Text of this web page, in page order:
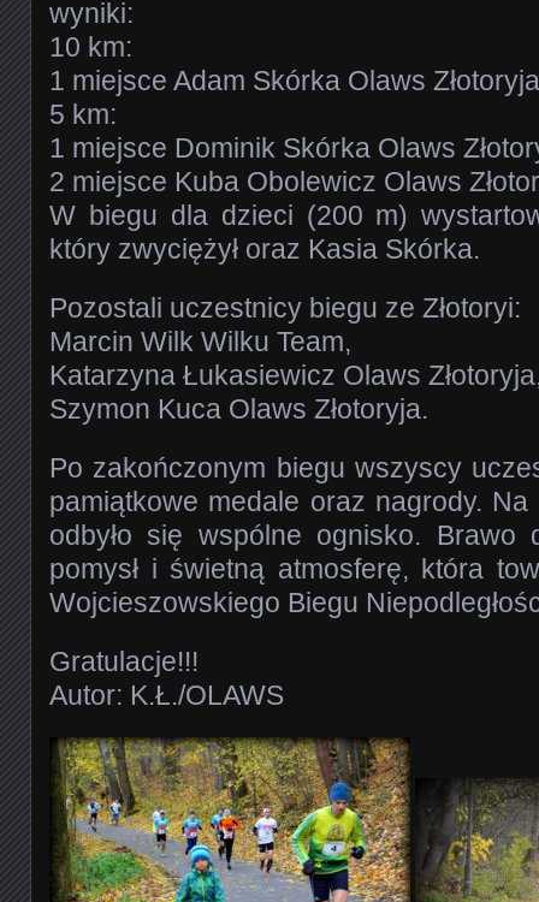
wyniki:
10 km:
1 miejsce Adam Skórka Olaws
5 km:
1 miejsce Dominik Skórka Olaws
2 miejsce Kuba Obolewicz Olaws
W biegu dla dzieci (200 m)
który zwyciężył oraz Kasia Skórka.
Pozostali uczestnicy biegu ze Złotoryi:
Marcin Wilk Wilku Team,
Katarzyna Łukasiewicz Olaws
Szymon Kuca Olaws Złotoryja.
Po zakończonym biegu wszyscy
pamiątkowe medale oraz nagrody.
odbyło się wspólne ognisko. Brawo
pomysł i świetną atmosferę, która
Wojcieszowskiego Biegu
Gratulacje!!!
Autor: K.Ł./OLAWS